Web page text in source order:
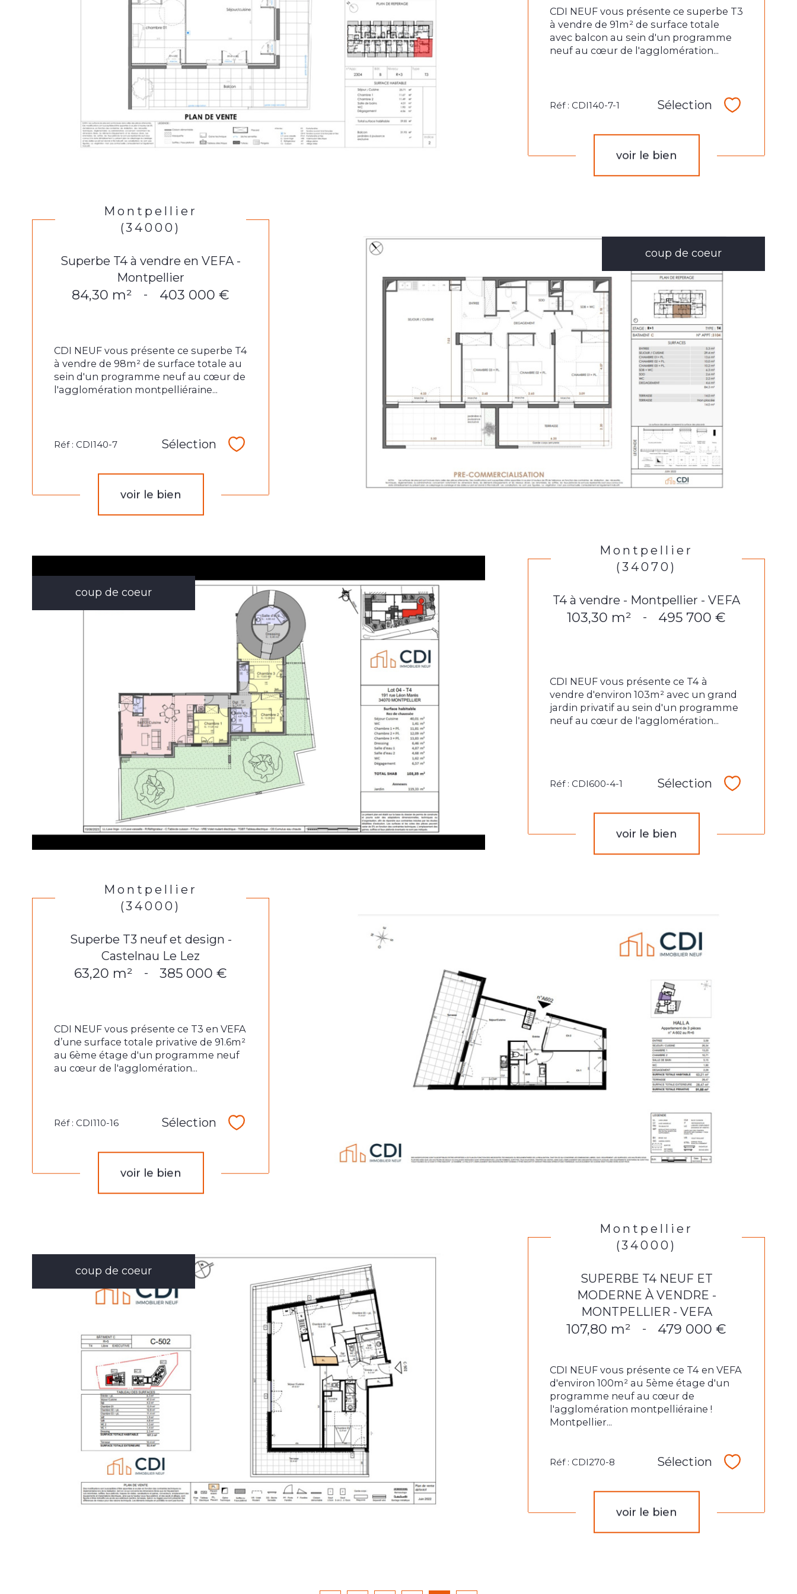
CDI NEUF vous présente ce superbe T3
à vendre de 91m² de surface totale
avec balcon au sein d'un programme
neuf au cœur de l'agglomération...
Réf : CDI140-7-1 Sélection
voir le bien
coup de coeur
Montpellier
(34000)
Superbe T4 à vendre en VEFA -
Montpellier
84,30 m² - 403 000 €
CDI NEUF vous présente ce superbe T4
à vendre de 98m² de surface totale au
sein d'un programme neuf au cœur de
l'agglomération montpelliéraine...
Réf : CDI140-7 Sélection Sélectionner
voir le bien
coup de coeur
Montpellier
(34070)
T4 à vendre - Montpellier - VEFA
103,30 m² - 495 700 €
CDI NEUF vous présente ce T4 à
vendre d'environ 103m² avec un grand
jardin privatif au sein d'un programme
neuf au cœur de l'agglomération...
Réf : CDI600-4-1 Sélection
voir le bien
Montpellier
(34000)
Superbe T3 neuf et design -
Castelnau Le Lez
63,20 m² - 385 000 €
CDI NEUF vous présente ce T3 en VEFA
d’une surface totale privative de 91.6m²
au 6ème étage d'un programme neuf
au cœur de l'agglomération...
Réf : CDI110-16 Sélection Sélectionner
voir le bien
coup de coeur
Montpellier
(34000)
SUPERBE T4 NEUF ET
MODERNE À VENDRE -
MONTPELLIER - VEFA
107,80 m² - 479 000 €
CDI NEUF vous présente ce T4 en VEFA
d'environ 100m² au 5ème étage d'un
programme neuf au cœur de
l'agglomération montpelliéraine !
Montpellier...
Réf : CDI270-8 Sélection
voir le bien